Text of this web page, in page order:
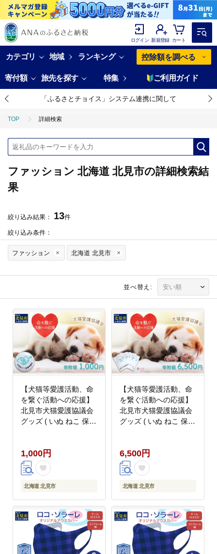
ログイン 新規登録 カート
カテゴリ 地域 ランキング 控除額を調べる
寄付額 旅先を探す 特集 ご利用ガイド
「ふるさとチョイス」システム連携に関して
TOP 詳細検索
ファッション 北海道 北見市の詳細検索結
果
絞り込み結果： 13件
絞り込み条件：
ファッション 北海道 北見市
並べ替え:
【犬猫等愛護活動、命
を繋ぐ活動への応援】
北見市犬猫愛護協議会
グッズ ( いぬ ねこ 保護
【144-0001】
1,000円
北海道 北見市
【犬猫等愛護活動、命
を繋ぐ活動への応援】
北見市犬猫愛護協議会
グッズ ( いぬ ねこ 保護
【144-0005】
6,500円
北海道 北見市